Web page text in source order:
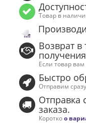
Товар в
Возврат в
получения
Если товар
Быстро
Отправим
Отправка
заказа.
Короткоо